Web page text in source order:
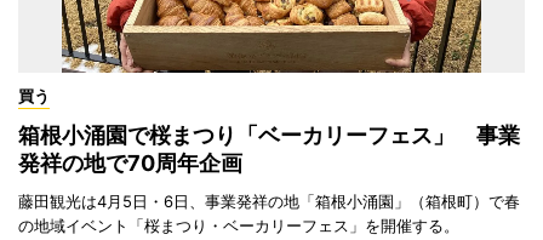
買う
箱根小涌園で桜まつり「ベーカリーフェス」 事業
発祥の地で70周年企画
藤田観光は4月5日・6日、事業発祥の地「箱根小涌園」（箱根町）で春
の地域イベント「桜まつり・ベーカリーフェス」を開催する。